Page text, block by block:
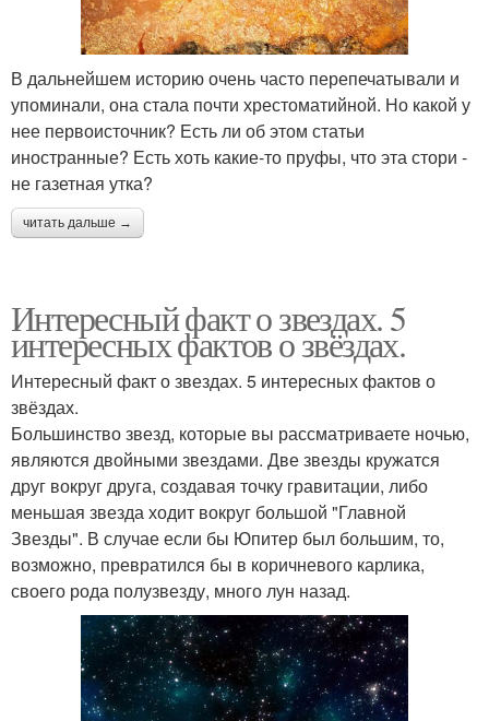
В дальнейшем историю очень часто перепечатывали и
упоминали, она стала почти хрестоматийной. Но какой у
нее первоисточник? Есть ли об этом статьи
иностранные? Есть хоть какие-то пруфы, что эта стори -
не газетная утка?
читать дальше →
Интересный факт о звездах. 5
интересных фактов о звёздах.
Интересный факт о звездах. 5 интересных фактов о
звёздах.
Большинство звезд, которые вы рассматриваете ночью,
являются двойными звездами. Две звезды кружатся
друг вокруг друга, создавая точку гравитации, либо
меньшая звезда ходит вокруг большой "Главной
Звезды". В случае если бы Юпитер был большим, то,
возможно, превратился бы в коричневого карлика,
своего рода полузвезду, много лун назад.